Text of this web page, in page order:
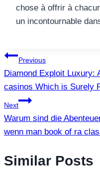
chose à offrir à
un incontournable
แนะแนว
เรื่อง
Previous
Diamond Exploit Luxury:
casinos Which is Surely
Next
Warum sind die
wenn man book of ra
Similar Posts